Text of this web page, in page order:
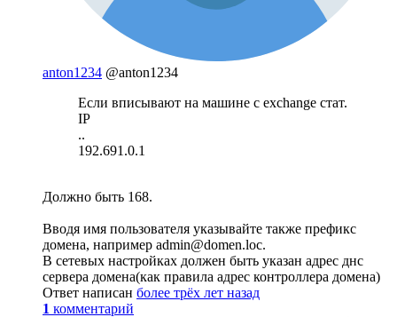
anton1234 @anton1234
Если вписывают на машине с exchange стат.
IP
..
192.691.0.1
Должно быть 168.
Вводя имя пользователя указывайте также префикс
домена, например admin@domen.loc.
В сетевых настройках должен быть указан адрес днс
сервера домена(как правила адрес контроллера домена)
Ответ написан более трёх лет назад
1 комментарий